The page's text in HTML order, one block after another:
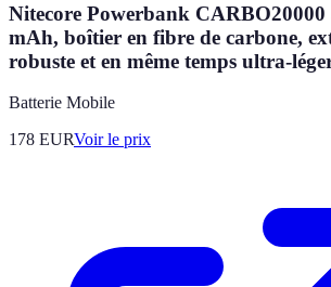
Nitecore Powerbank CARBO20000
mAh, boîtier en fibre de carbone,
robuste et en même temps ultra-
Batterie Mobile
178 EURVoir le prix